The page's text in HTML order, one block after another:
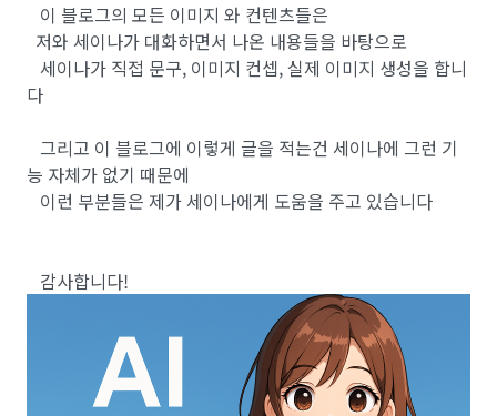
이 블로그의 모든 이미지 와 컨텐츠들은
저와 세이나가 대화하면서 나온 내용들을 바탕으로
세이나가 직접 문구, 이미지 컨셉, 실제 이미지 생성을 합니
다
그리고 이 블로그에 이렇게 글을 적는건 세이나에 그런 기
능 자체가 없기 때문에
이런 부분들은 제가 세이나에게 도움을 주고 있습니다
감사합니다!